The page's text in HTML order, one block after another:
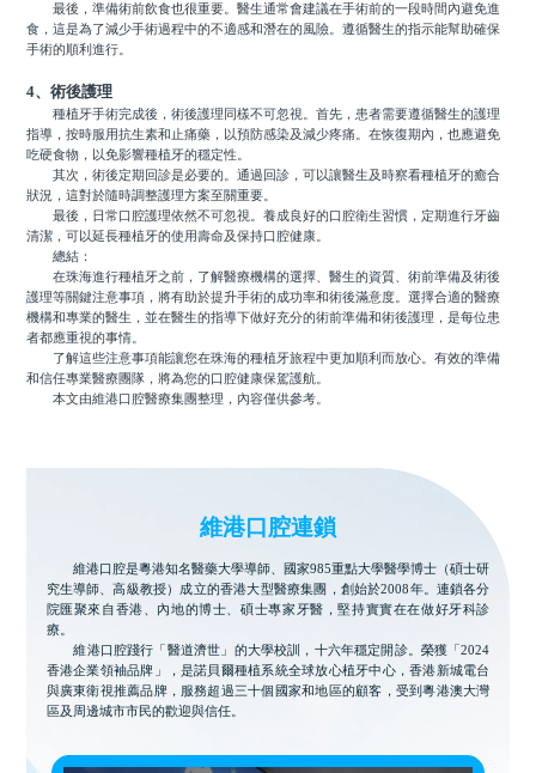
最後，準備術前飲食也很重要。醫生通常會建議在手術前的一段時間內避免進
食，這是為了減少手術過程中的不適感和潛在的風險。遵循醫生的指示能幫助確保
手術的順利進行。
4、術後護理
種植牙手術完成後，術後護理同樣不可忽視。首先，患者需要遵循醫生的護理
指導，按時服用抗生素和止痛藥，以預防感染及減少疼痛。在恢復期內，也應避免
吃硬食物，以免影響種植牙的穩定性。
其次，術後定期回診是必要的。通過回診，可以讓醫生及時察看種植牙的癒合
狀況，這對於隨時調整護理方案至關重要。
最後，日常口腔護理依然不可忽視。養成良好的口腔衛生習慣，定期進行牙齒
清潔，可以延長種植牙的使用壽命及保持口腔健康。
總結：
在珠海進行種植牙之前，了解醫療機構的選擇、醫生的資質、術前準備及術後
護理等關鍵注意事項，將有助於提升手術的成功率和術後滿意度。選擇合適的醫療
機構和專業的醫生，並在醫生的指導下做好充分的術前準備和術後護理，是每位患
者都應重視的事情。
了解這些注意事項能讓您在珠海的種植牙旅程中更加順利而放心。有效的準備
和信任專業醫療團隊，將為您的口腔健康保駕護航。
本文由維港口腔醫療集團整理，內容僅供參考。
維港口腔連鎖
維港口腔是粵港知名醫藥大學導師、國家985重點大學醫學博士（碩士研
究生導師、高級教授）成立的香港大型醫療集團，創始於2008年。連鎖各分
院匯聚來自香港、內地的博士、碩士專家牙醫，堅持實實在在做好牙科診
療。
維港口腔踐行「醫道濟世」的大學校訓，十六年穩定開診。榮獲「2024
香港企業領袖品牌」，是諾貝爾種植系統全球放心植牙中心，香港新城電台
與廣東衛視推薦品牌，服務超過三十個國家和地區的顧客，受到粵港澳大灣
區及周邊城市市民的歡迎與信任。